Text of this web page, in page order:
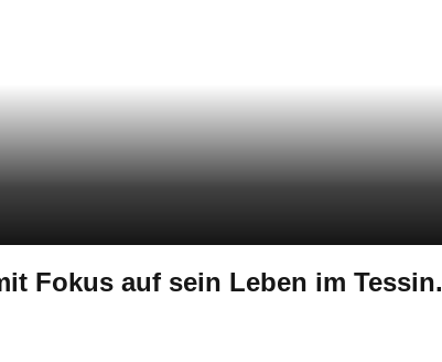
Fokus auf sein Leben im Tessin.